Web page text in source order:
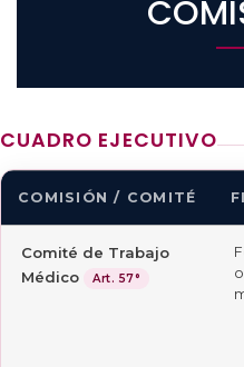
CUADRO EJECUTIVO
COMISIÓN / COMITÉ
Comité de Trabajo
Médico
Art. 57°